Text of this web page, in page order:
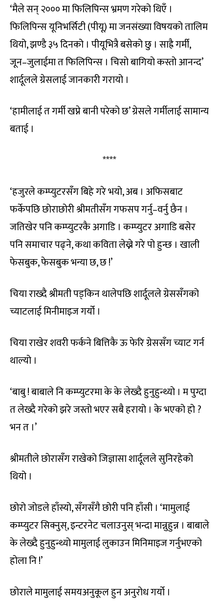
‘मैले सन् २००० मा फिलिपिन्स भ्रमण गरेको थिएँ ।
फिलिपिन्स यूनिभर्सिटी (पीयू) मा जनसंख्या विषयको तालिम
थियो, झण्डै ३५ दिनको । पीयूभित्रै बसेको छु । साह्रै गर्मी,
जून–जुलाईमा त फिलिपिन्स । चिसो बागियो कस्तो आनन्द’
शार्दूलले ग्रेसलाई जानकारी गरायो ।
‘हामीलाई त गर्मी खप्ने बानी परेको छ’ ग्रेसले गर्मीलाई सामान्य
बताई ।
****
‘हजुरले कम्प्युटरसँग बिहे गरे भयो, अब । अफिसबाट
फर्केपछि छोराछोरी श्रीमतीसँग गफसप गर्नु–वर्नु छैन ।
जतिखेर पनि कम्प्युटरकै अगाडि । कम्प्युटर अगाडि बसेर
पनि समाचार पढ्ने, कथा कविता लेख्ने गरे पो हुन्छ । खाली
फेसबुक, फेसबुक भन्या छ, छ !’
चिया राख्दै श्रीमती पड्किन थालेपछि शार्दूलले ग्रेससँगको
च्याटलाई मिनीमाइज गर्यो ।
चिया राखेर शवरी फर्कने बित्तिकै ऊ फेरि ग्रेससँग च्याट गर्न
थाल्यो ।
‘बाबु ! बाबाले नि कम्प्युटरमा के के लेख्दै हुनुहुन्थ्यो । म पुग्दा
त लेख्दै गरेको झरे जस्तो भएर सबै हरायो । के भएको हो ?
भन त ।’
श्रीमतीले छोरासँग राखेको जिज्ञासा शार्दूलले सुनिरहेको
थियो ।
छोरो जोडले हाँस्यो, सँगसँगै छोरी पनि हाँसी । ‘मामुलाई
कम्प्युटर सिक्नुस्, इन्टरनेट चलाउनुस् भन्दा मान्नुहुन्न । बाबाले
के लेख्दै हुनुहुन्थ्यो मामुलाई लुकाउन मिनिमाइज गर्नुभएको
होला नि !’
छोराले मामुलाई समयअनुकूल हुन अनुरोध गर्यो ।